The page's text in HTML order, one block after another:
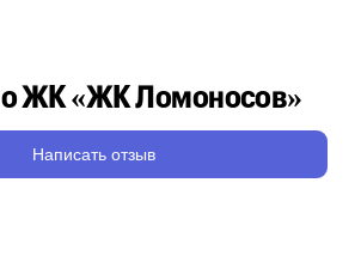
о ЖК «ЖК Ломоносов»
Написать отзыв